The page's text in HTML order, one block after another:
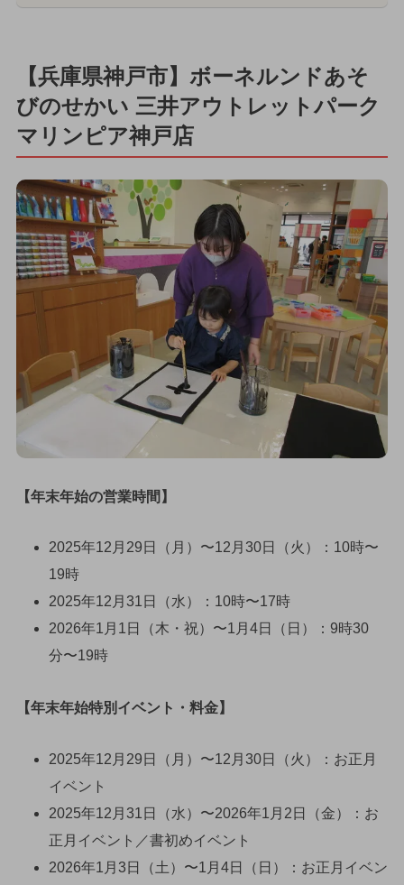
【兵庫県神戸市】ボーネルンドあそ
びのせかい 三井アウトレットパーク
マリンピア神戸店
【年末年始の営業時間】
2025年12月29日（月）〜12月30日（火）：10時〜
19時
2025年12月31日（水）：10時〜17時
2026年1月1日（木・祝）〜1月4日（日）：9時30
分〜19時
【年末年始特別イベント・料金】
2025年12月29日（月）〜12月30日（火）：お正月
イベント
2025年12月31日（水）〜2026年1月2日（金）：お
正月イベント／書初めイベント
2026年1月3日（土）〜1月4日（日）：お正月イベン